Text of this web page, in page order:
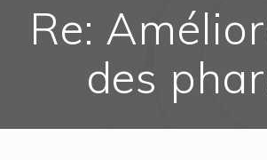
Re:
des